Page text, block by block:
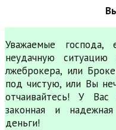
Уважаемые
неудачную
лжеброкера, или
под чистую, или Вы
отчаивайтесь! У
законная и
деньги!